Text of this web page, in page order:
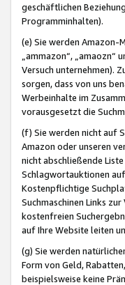
geschäftlichen
Programminhalten).
(e) Sie werden Amazon-
„ammazon“,
Versuch unternehmen).
sorgen, dass von uns
Werbeinhalte im
vorausgesetzt die
(f) Sie werden nicht auf
Amazon oder unseren
nicht abschließende
Schlagwortauktionen
Kostenpflichtige
Suchmaschinen Links
kostenfreien
auf Ihre Website leiten
(g) Sie werden
Form von Geld,
beispielsweise keine